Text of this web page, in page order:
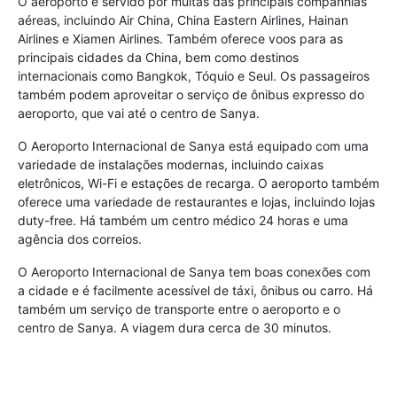
aéreas, incluindo Air China, China Eastern Airlines, Hainan
Airlines e Xiamen Airlines. Também oferece voos para as
principais cidades da China, bem como destinos
internacionais como Bangkok, Tóquio e Seul. Os passageiros
também podem aproveitar o serviço de ônibus expresso do
aeroporto, que vai até o centro de Sanya.
O Aeroporto Internacional de Sanya está equipado com uma
variedade de instalações modernas, incluindo caixas
eletrônicos, Wi-Fi e estações de recarga. O aeroporto também
oferece uma variedade de restaurantes e lojas, incluindo lojas
duty-free. Há também um centro médico 24 horas e uma
agência dos correios.
O Aeroporto Internacional de Sanya tem boas conexões com
a cidade e é facilmente acessível de táxi, ônibus ou carro. Há
também um serviço de transporte entre o aeroporto e o
centro de Sanya. A viagem dura cerca de 30 minutos.